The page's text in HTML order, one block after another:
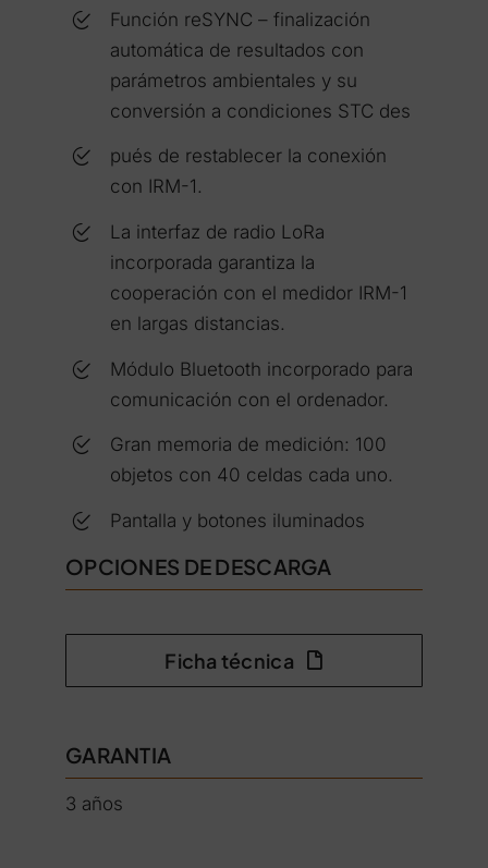
Función reSYNC – finalización
automática de resultados con
parámetros ambientales y su
conversión a condiciones STC des
pués de restablecer la conexión
con IRM-1.
La interfaz de radio LoRa
incorporada garantiza la
cooperación con el medidor IRM-1
en largas distancias.
Módulo Bluetooth incorporado para
comunicación con el ordenador.
Gran memoria de medición: 100
objetos con 40 celdas cada uno.
Pantalla y botones iluminados
OPCIONES DE DESCARGA
Ficha técnica
GARANTIA
3 años